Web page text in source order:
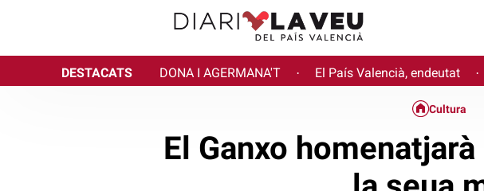
DESTACATS DONA I AGERMANA'T · El País Valencià, endeutat ·
Cultura
El Ganxo